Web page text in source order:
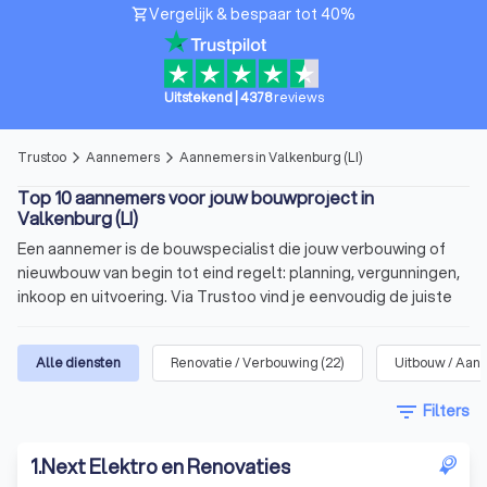
shopping_cartVergelijk & bespaar tot 40%
Uitstekend| 4378 reviews
Trustoo arrow_forward_ios Aannemers arrow_forward_ios Aannemers in Valkenburg (LI)
Top 10 aannemers voor jouw bouwproject in
Valkenburg (LI)
Een aannemer is de bouwspecialist die jouw verbouwing of
nieuwbouw van begin tot eind regelt: planning, vergunningen,
inkoop en uitvoering. Via Trustoo vind je eenvoudig de juiste
Valkenburg (LI), lees 1000+ recensies en vraag met één klik
meerdere offertes aan.
Voor allerlei soorten bouwprojecten
uitbreiding of nieuwbouw.
Alle diensten Renovatie / Verbouwing (22) Uitbouw /
filter_list Filters
1.Next Elektro en Renovaties